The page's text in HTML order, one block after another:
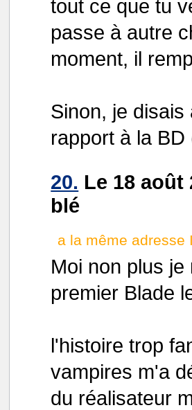
tout ce que tu
passe à autre
moment, il
Sinon, je
rapport à la
20. Le 18 août
blé
a la même adresse
Moi non plus
premier Blade
l'histoire trop
vampires m'a
du réalisateur